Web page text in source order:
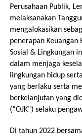
Perusahaan Publik,
melaksanakan
mengalokasikan
penerapan Keuangan
Sosial & Lingkungan
dalam menjaga
lingkungan hidup
yang berlaku serta
berkelanjutan yang
(“OJK”) selaku
Di tahun 2022